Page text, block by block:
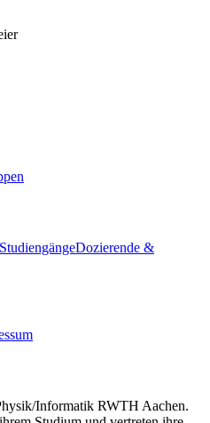
StudiengängeDozierende &
Informatik RWTH Aachen.